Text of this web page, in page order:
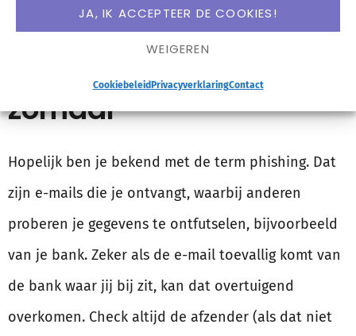
JA, IK ACCEPTEER DE COOKIES!
WEIGEREN
CookiebeleidPrivacyverklaringContact
Vertrouw e-mail niet
zomaar
Hopelijk ben je bekend met de term phishing. Dat
zijn e-mails die je ontvangt, waarbij anderen
proberen je gegevens te ontfutselen, bijvoorbeeld
van je bank. Zeker als de e-mail toevallig komt van
de bank waar jij bij zit, kan dat overtuigend
overkomen. Check altijd de afzender (als dat niet